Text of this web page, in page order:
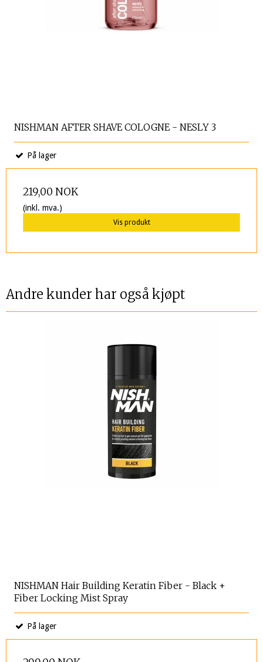
NISHMAN AFTER SHAVE COLOGNE - NESLY 3
På lager
219,00 NOK
(inkl. mva.)
Vis produkt
Andre kunder har også kjøpt
NISHMAN Hair Building Keratin Fiber - Black +
Fiber Locking Mist Spray
På lager